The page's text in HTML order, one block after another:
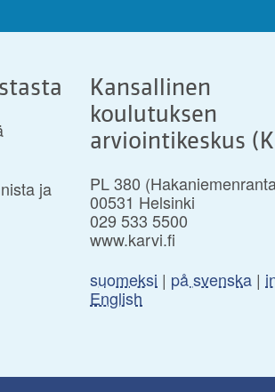
ja
Kansallinen
koulutuksen
arviointikeskus
PL 380
00531 Helsinki
029 533 5500
www.karvi.fi
suomeksi | på svenska |
English